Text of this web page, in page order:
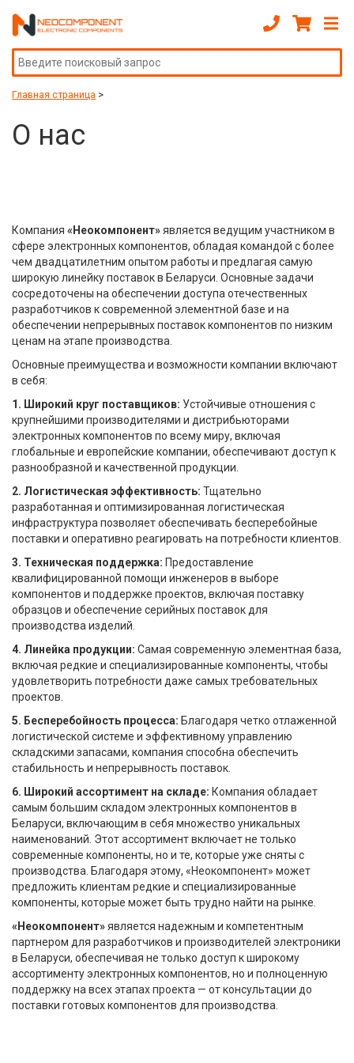
Главная страница >
О нас
Компания «Неокомпонент»является ведущим участником в
сфере электронных компонентов, обладая командой с более
чем двадцатилетним опытом работы и предлагая самую
широкую линейку поставок в Беларуси. Основные задачи
сосредоточены на обеспечении доступа отечественных
разработчиков к современной элементной базе и на
обеспечении непрерывных поставок компонентов по низким
ценам на этапе производства.
Основные преимущества и возможности компании включают
в себя:
1. Широкий круг поставщиков: Устойчивые отношения с
крупнейшими производителями и дистрибьюторами
электронных компонентов по всему миру, включая
глобальные и европейские компании, обеспечивают доступ к
разнообразной и качественной продукции.
2. Логистическая эффективность: Тщательно
разработанная и оптимизированная логистическая
инфраструктура позволяет обеспечивать бесперебойные
поставки и оперативно реагировать на потребности клиентов.
3. Техническая поддержка: Предоставление
квалифицированной помощи инженеров в выборе
компонентов и поддержке проектов, включая поставку
образцов и обеспечение серийных поставок для
производства изделий.
4. Линейка продукции: Самая современную элементная база,
включая редкие и специализированные компоненты, чтобы
удовлетворить потребности даже самых требовательных
проектов.
5. Бесперебойность процесса: Благодаря четко отлаженной
логистической системе и эффективному управлению
складскими запасами, компания способна обеспечить
стабильность и непрерывность поставок.
6. Широкий ассортимент на складе: Компания обладает
самым большим складом электронных компонентов в
Беларуси, включающим в себя множество уникальных
наименований. Этот ассортимент включает не только
современные компоненты, но и те, которые уже сняты с
производства. Благодаря этому, «Неокомпонент» может
предложить клиентам редкие и специализированные
компоненты, которые может быть трудно найти на рынке.
«Неокомпонент»является надежным и компетентным
партнером для разработчиков и производителей электроники
в Беларуси, обеспечивая не только доступ к широкому
ассортименту электронных компонентов, но и полноценную
поддержку на всех этапах проекта — от консультации до
поставки готовых компонентов для производства.